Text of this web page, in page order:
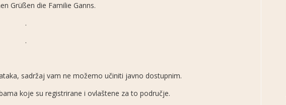
Grüßen die Familie Ganns.
.
.
sadržaj vam ne možemo učiniti javno dostupnim.
koje su registrirane i ovlaštene za to područje.